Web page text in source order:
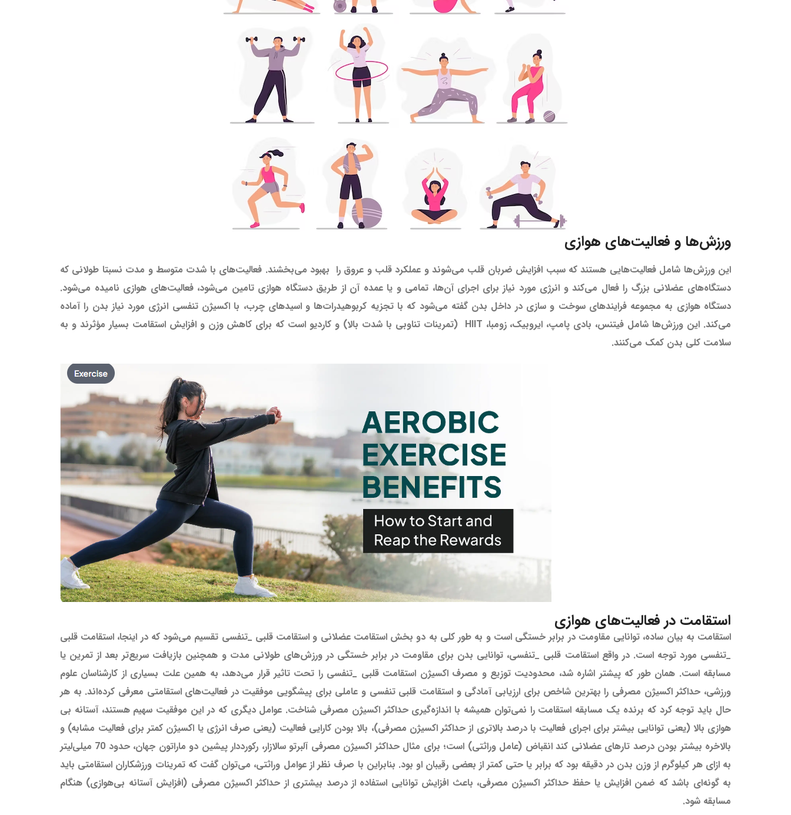
ورزش‌ها و فعالیت‌های هوازی
این ورزش‌ها شامل فعالیت‌هایی هستند که سبب افزایش ضربان قلب می‌شوند و عملکرد قلب و عروق را بهبود می‌بخشند. فعالیت‌های با شدت متوسط و مدت نسبتا طولانی که
دستگاه‌های عضلانی بزرگ را فعال می‌کند و انرژی مورد نیاز برای اجرای ‌آن‌ها، تمامی و یا عمده آن از طریق دستگاه هوازی تامین می‌شود، فعالیت‌های هوازی نامیده می‌شود.
دستگاه هوازی به مجموعه فرایند‌های سوخت و سازی در داخل بدن گفته ‌می‌شود که با تجزیه کربوهیدرات‌ها و اسیدهای چرب، با اکسیژن تنفسی انرژی مورد نیاز بدن را آماده
می‌کند. این ورزش‌ها شامل فیتنس، بادی پامپ، ایروبیک، زومبا، HIIT (تمرینات تناوبی با شدت بالا) و کاردیو است که برای کاهش وزن و افزایش استقامت بسیار مؤثرند و به
سلامت کلی بدن کمک می‌کنند.
استقامت در فعالیت‌های هوازی
استقامت به بیان ساده، توانایی مقاومت در برابر خستگی است و به طور کلی به دو بخش استقامت عضلانی و استقامت قلبی _تنفسی تقسیم می‌شود که در اینجا، استقامت قلبی
_تنفسی مورد توجه است. در واقع استقامت قلبی _تنفسی، توانایی بدن برای مقاومت در برابر خستگی در ورزش‌های طولانی مدت و همچنین بازیافت سریع‌تر بعد از تمرین یا
مسابقه است. همان طور که پیشتر اشاره شد، محدودیت توزیع و مصرف اکسیژن استقامت قلبی _تنفسی را تحت تاثیر قرار می‌دهد، به همین علت بسیاری از کارشناسان علوم
ورزشی، حداکثر اکسیژن مصرفی را بهترین شاخص برای ارزیابی آمادگی و استقامت قلبی تنفسی و عاملی برای پیشگویی موفقیت در فعالیت‌های استقامتی معرفی کرده‌اند. به هر
حال باید توجه کرد که برنده یک مسابقه استقامت را نمی‌توان همیشه با اندازه‌گیری حداکثر اکسیژن مصرفی شناخت. عوامل دیگری که در این موفقیت سهیم هستند، آستانه بی
هوازی بالا (یعنی توانایی بیشتر برای اجرای فعالیت با درصد بالاتری از حداکثر اکسیژن مصرفی)، بالا بودن کارایی فعالیت (یعنی صرف انرژی یا اکسیژن کمتر برای فعالیت مشابه) و
بالاخره بیشتر بودن درصد تارهای عضلانی کند انقباض (عامل وراثتی) است؛ برای مثال حداکثر اکسیژن مصرفی آلبرتو سالازار، رکورددار پیشین دو ماراتون جهان، حدود 70 میلی‌لیتر
به ازای هر کیلوگرم از وزن بدن در دقیقه بود که برابر یا حتی کمتر از بعضی رقیبان او بود. بنابراین با صرف نظر از عوامل وراثتی، می‌توان گفت که تمرینات ورزشکاران استقامتی باید
به گونه‌ای باشد که ضمن افزایش یا حفظ حداکثر اکسیژن مصرفی، باعث افزایش توانایی استفاده از درصد بیشتری از حداکثر اکسیژن مصرفی (افزایش آستانه بی‌هوازی) هنگام
مسابقه شود.